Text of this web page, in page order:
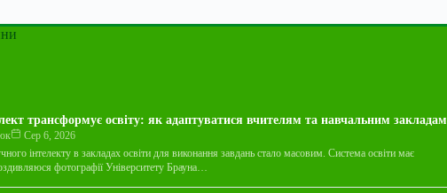
трансформує освіту: як адаптуватися вчителям та навчальним закладам
Сер 6, 2026
інтелекту в закладах освіти для виконання завдань стало масовим. Система освіти має
фотографії Університету Брауна…